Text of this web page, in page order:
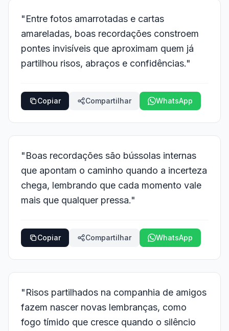
"Entre fotos amarrotadas e cartas
amareladas, boas recordações constroem
pontes invisíveis que aproximam quem já
partilhou risos, abraços e confidências."
Copiar Compartilhar WhatsApp
"Boas recordações são bússolas internas
que apontam o caminho quando a incerteza
chega, lembrando que cada momento vale
mais que qualquer pressa."
Copiar Compartilhar WhatsApp
"Risos partilhados na companhia de amigos
fazem nascer novas lembranças, como
fogo tímido que cresce quando o silêncio